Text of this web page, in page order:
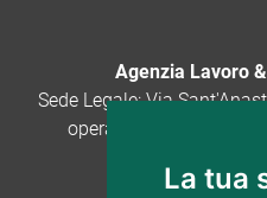
La tua
Agenzia Lavoro
Sede Legale: Via
operativa: Via San